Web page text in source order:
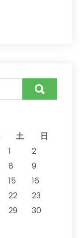
土
日
1
2
8
9
15
16
22
23
29
30